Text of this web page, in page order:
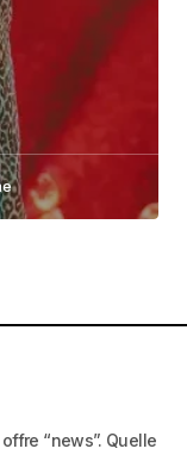
“news”. Quelle